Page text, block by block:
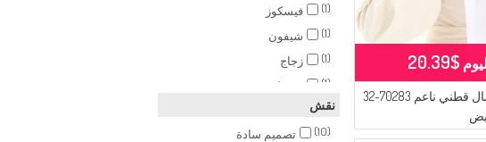
فيسكوز
(1)
شيفون
(1)
زجاج
(1)
خيزران
(1)
(1)
نقش
تصميم سادة
(10)
شال قطني ناعم 70283-32
$20.39